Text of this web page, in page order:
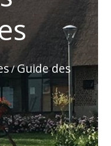
/Guide des